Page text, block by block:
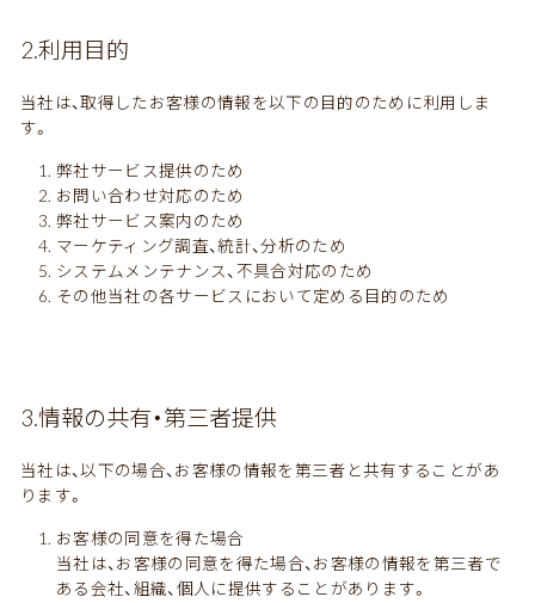
2.利用目的
当社は、取得したお客様の情報を以下の目的のために利用しま
す。
弊社サービス提供のため
お問い合わせ対応のため
弊社サービス案内のため
マーケティング調査、統計、分析のため
システムメンテナンス、不具合対応のため
その他当社の各サービスにおいて定める目的のため
3.情報の共有・第三者提供
当社は、以下の場合、お客様の情報を第三者と共有することがあ
ります。
お客様の同意を得た場合
当社は、お客様の同意を得た場合、お客様の情報を第三者で
ある会社、組織、個人に提供することがあります。